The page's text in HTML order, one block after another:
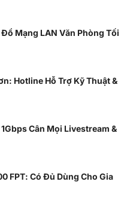
Mạng LAN Văn Phòng Tối
Hotline Hỗ Trợ Kỹ Thuật &
Cân Mọi Livestream &
FPT: Có Đủ Dùng Cho Gia